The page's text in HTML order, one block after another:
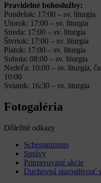
Pravidelné bohoslužby:
Pondelok: 17:00 – sv. liturgia
Utorok: 17:00 – sv. liturgia
Streda: 17:00 – sv. liturgia
Štvrtok: 17:00 – sv. liturgia
Piatok: 17:00 – sv. liturgia
Sobota: 08:00 – sv. liturgia
Nedeľa: 10:00 – sv. liturgia,
10:00
Sviatok: 16:30 – sv. liturgia
Fotogaléria
Dôležité odkazy
Schematizmus
Správy
Pripravované akcie
Duchovná starostlivosť